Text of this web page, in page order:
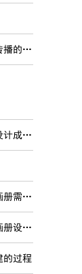
画册设计：利用公关进行品牌传播的劣势
图片和文案的质量是企业画册设计成功关键
成都画册设计：一本好的集团画册需要内容准确
房子的价格上升导致了房地产画册设计变得非常的火爆吗？
的过程